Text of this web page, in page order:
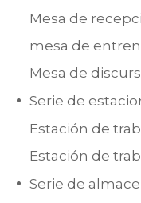
Mesa de
mesa de
Mesa de